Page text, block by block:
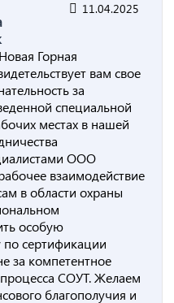
11.04.2025
Горная
вам свое
за
специальной
местах в нашей
ООО
взаимодействие
в области охраны
особую
по сертификации
за компетентное
СОУТ. Желаем
благополучия и